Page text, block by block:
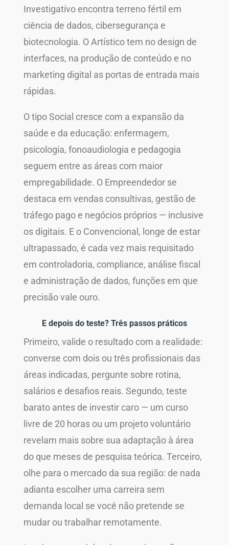
Investigativo encontra terreno fértil em
ciência de dados, cibersegurança e
biotecnologia. O Artístico tem no design de
interfaces, na produção de conteúdo e no
marketing digital as portas de entrada mais
rápidas.
O tipo Social cresce com a expansão da
saúde e da educação: enfermagem,
psicologia, fonoaudiologia e pedagogia
seguem entre as áreas com maior
empregabilidade. O Empreendedor se
destaca em vendas consultivas, gestão de
tráfego pago e negócios próprios — inclusive
os digitais. E o Convencional, longe de estar
ultrapassado, é cada vez mais requisitado
em controladoria, compliance, análise fiscal
e administração de dados, funções em que
precisão vale ouro.
E depois do teste? Três passos práticos
Primeiro, valide o resultado com a realidade:
converse com dois ou três profissionais das
áreas indicadas, pergunte sobre rotina,
salários e desafios reais. Segundo, teste
barato antes de investir caro — um curso
livre de 20 horas ou um projeto voluntário
revelam mais sobre sua adaptação à área
do que meses de pesquisa teórica. Terceiro,
olhe para o mercado da sua região: de nada
adianta escolher uma carreira sem
demanda local se você não pretende se
mudar ou trabalhar remotamente.